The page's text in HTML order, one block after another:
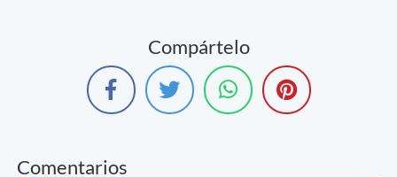
Compártelo
Comentarios